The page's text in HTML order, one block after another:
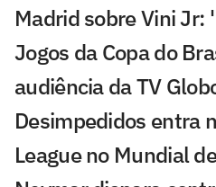
Madrid sobre Vini Jr:
Jogos da Copa do
audiência da TV
Desimpedidos entra
League no Mundial